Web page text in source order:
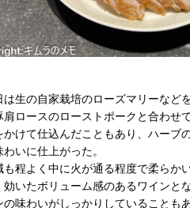
は生の自家栽培のローズマリーなど
肩ロースのローストポークと合わせて
かけて仕込んだこともあり、ハーブ
いに仕上がった。
も程よく中に火が通る程度で柔らか
効いたボリューム感のあるワインと
の味わいがしっかりしていることも